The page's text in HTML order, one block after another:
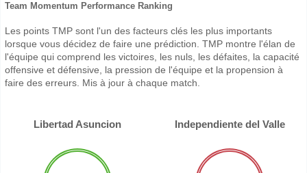
Team Momentum Performance Ranking
Les points TMP sont l'un des facteurs clés les plus importants
lorsque vous décidez de faire une prédiction. TMP montre l'élan de
l'équipe qui comprend les victoires, les nuls, les défaites, la capacité
offensive et défensive, la pression de l'équipe et la propension à
faire des erreurs. Mis à jour à chaque match.
Libertad Asuncion Independiente del Valle